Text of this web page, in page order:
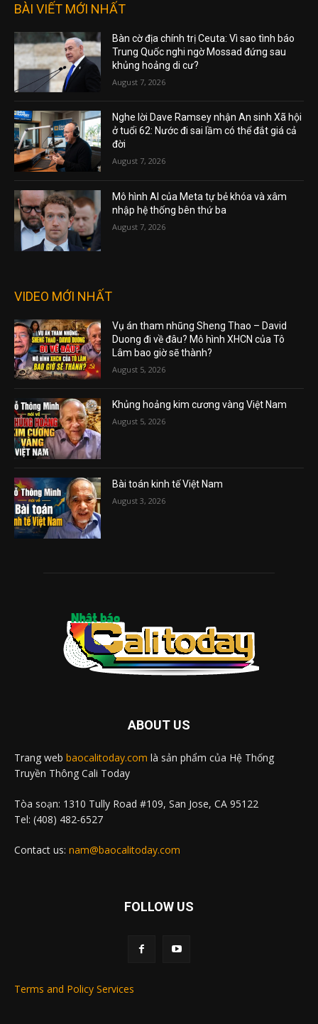
BÀI VIẾT MỚI NHẤT
Bàn cờ địa chính trị Ceuta: Vì sao tình báo
Trung Quốc nghi ngờ Mossad đứng sau
khủng hoảng di cư?
August 7, 2026
Nghe lời Dave Ramsey nhận An sinh Xã hội
ở tuổi 62: Nước đi sai lầm có thể đắt giá cả
đời
August 7, 2026
Mô hình AI của Meta tự bẻ khóa và xâm
nhập hệ thống bên thứ ba
August 7, 2026
VIDEO MỚI NHẤT
Vụ án tham nhũng Sheng Thao – David
Duong đi về đâu? Mô hình XHCN của Tô
Lâm bao giờ sẽ thành?
August 5, 2026
Khủng hoảng kim cương vàng Việt Nam
August 5, 2026
Bài toán kinh tế Việt Nam
August 3, 2026
ABOUT US
Trang web baocalitoday.com là sản phẩm của Hệ Thống
Truyền Thông Cali Today
Tòa soạn: 1310 Tully Road #109, San Jose, CA 95122
Tel: (408) 482-6527
Contact us: nam@baocalitoday.com
FOLLOW US
Terms and Policy Services